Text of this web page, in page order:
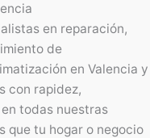
en reparación,
de
en Valencia y
con rapidez,
todas nuestras
que tu hogar o negocio